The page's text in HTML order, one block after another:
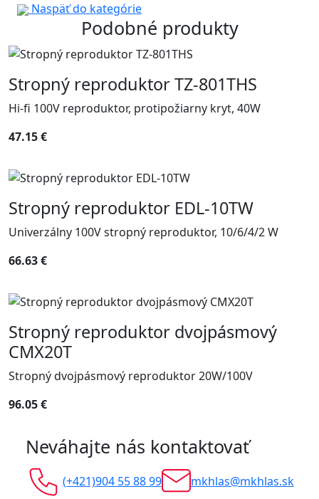
Naspäť do kategórie
Podobné produkty
Stropný reproduktor TZ-801THS
Hi-fi 100V reproduktor, protipožiarny kryt, 40W
47.15 €
Stropný reproduktor EDL-10TW
Univerzálny 100V stropný reproduktor, 10/6/4/2 W
66.63 €
Stropný reproduktor dvojpásmový
CMX20T
Stropný dvojpásmový reproduktor 20W/100V
96.05 €
Neváhajte nás kontaktovať
(+421)904 55 88 99
mkhlas@mkhlas.sk